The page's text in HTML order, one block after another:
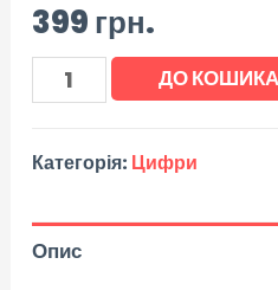
399грн.
ДО КОШИКА
Категорія: Цифри
Опис